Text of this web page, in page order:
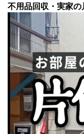
不用品回収・実家